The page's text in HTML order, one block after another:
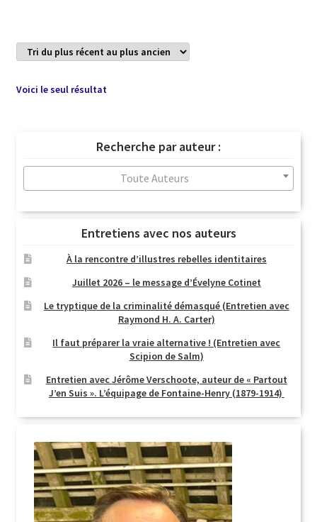
Voici le seul résultat
Recherche par auteur :
Toute Auteurs
Entretiens avec nos auteurs
À la rencontre d’illustres rebelles identitaires
Juillet 2026 – le message d’Évelyne Cotinet
Le tryptique de la criminalité démasqué (Entretien avec
Raymond H. A. Carter)
Il faut préparer la vraie alternative ! (Entretien avec
Scipion de Salm)
Entretien avec Jérôme Verschoote, auteur de « Partout
J’en Suis ». L’équipage de Fontaine-Henry (1879-1914)